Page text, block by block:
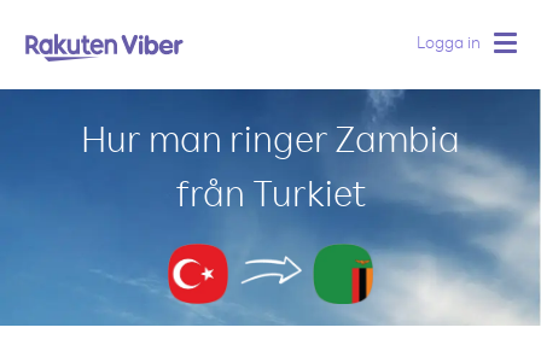
Logga in
Hur man ringer Zambia
från Turkiet